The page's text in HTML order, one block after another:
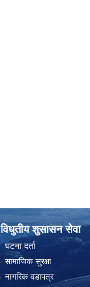
विधुतीय शुसासन सेवा
घटना दर्ता
सामाजिक सुरक्षा
नागरिक वडापत्र